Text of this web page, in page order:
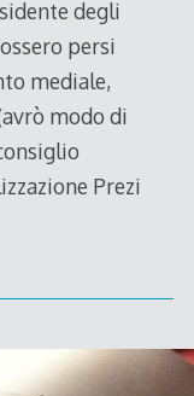
degli
persi
mediale,
modo di
Prezi